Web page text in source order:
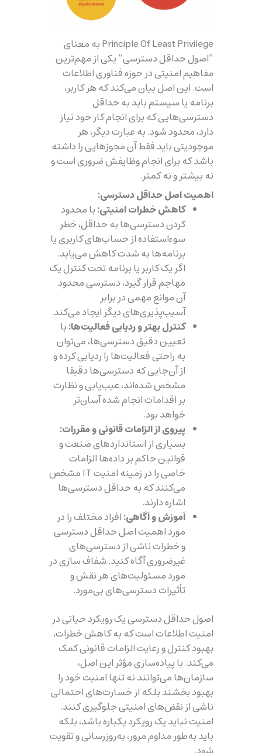
Principle Of Least Privilege به معنای
“اصول حداقل دسترسی” یکی از مهم‌ترین
مفاهیم امنیتی در حوزه فناوری اطلاعات
است. این اصل بیان می‌کند که هر کاربر،
برنامه یا سیستم باید به حداقل
دسترسی‌هایی که برای انجام کار خود نیاز
دارد، محدود شود. به عبارت دیگر، هر
موجودیتی باید فقط آن مجوزهایی را داشته
باشد که برای انجام وظایفش ضروری است و
نه بیشتر و نه کمتر.
اهمیت اصل حداقل دسترسی:
کاهش خطرات امنیتی:با محدود
کردن دسترسی‌ها به حداقل، خطر
سوءاستفاده از حساب‌های کاربری یا
برنامه‌ها به شدت کاهش می‌یابد.
اگر یک کاربر یا برنامه تحت کنترل یک
مهاجم قرار گیرد، دسترسی محدود
آن موانع مهمی در برابر
آسیب‌پذیری‌های دیگر ایجاد می‌کند.
کنترل بهتر و ردیابی فعالیت‌ها:با
تعیین دقیق دسترسی‌ها، می‌توان
به راحتی فعالیت‌ها را ردیابی کرده و
از آن‌جایی که دسترسی‌ها دقیقا
مشخص شده‌اند، عیب‌یابی و نظارت
بر اقدامات انجام شده آسان‌تر
خواهد بود.
پیروی از الزامات قانونی و مقررات:
بسیاری از استانداردهای صنعت و
قوانین حاکم بر داده‌ها الزامات
خاصی را در زمینه امنیت IT مشخص
می‌کنند که به حداقل دسترسی‌ها
اشاره دارند.
آموزش و آگاهی:افراد مختلف را در
مورد اهمیت اصل حداقل دسترسی
و خطرات ناشی از دسترسی‌های
غیرضروری آگاه کنید. شفاف سازی در
مورد مسئولیت‌های هر نقش و
تأثیرات دسترسی‌های بی‌مورد.
اصول حداقل دسترسی یک رویکرد حیاتی در
امنیت اطلاعات است که به کاهش خطرات،
بهبود کنترل و رعایت الزامات قانونی کمک
می‌کند. با پیاده‌سازی مؤثر این اصل،
سازمان‌ها می‌توانند نه تنها امنیت خود را
بهبود بخشند بلکه از خسارت‌های احتمالی
ناشی از نقض‌های امنیتی جلوگیری کنند.
امنیت نباید یک رویکرد یکباره باشد، بلکه
باید به‌طور مداوم مرور، به‌روزرسانی و تقویت